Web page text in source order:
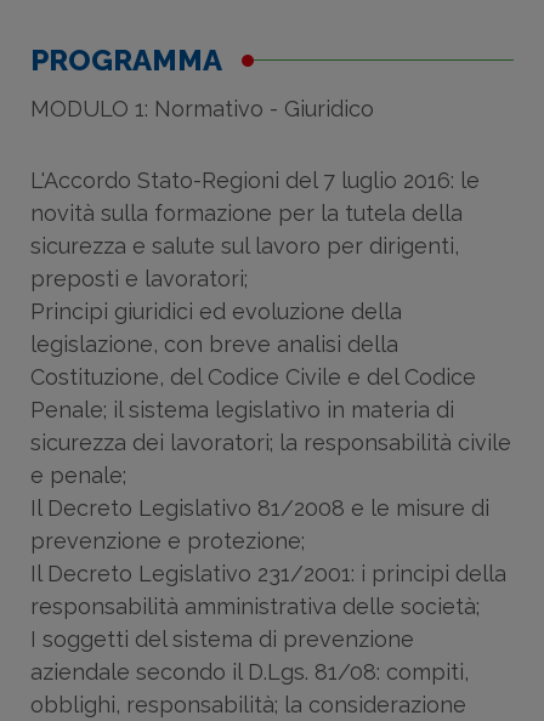
PROGRAMMA
MODULO 1: Normativo - Giuridico
L'Accordo Stato-Regioni del 7 luglio 2016: le
novità sulla formazione per la tutela della
sicurezza e salute sul lavoro per dirigenti,
preposti e lavoratori;
Principi giuridici ed evoluzione della
legislazione, con breve analisi della
Costituzione, del Codice Civile e del Codice
Penale; il sistema legislativo in materia di
sicurezza dei lavoratori; la responsabilità civile
e penale;
Il Decreto Legislativo 81/2008 e le misure di
prevenzione e protezione;
Il Decreto Legislativo 231/2001: i principi della
responsabilità amministrativa delle società;
I soggetti del sistema di prevenzione
aziendale secondo il D.Lgs. 81/08: compiti,
obblighi, responsabilità; la considerazione